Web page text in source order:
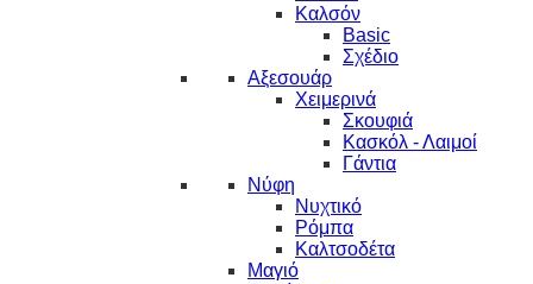
Καλσόν
Basic
Σχέδιο
Αξεσουάρ
Χειμερινά
Σκουφιά
Κασκόλ - Λαιμοί
Γάντια
Νύφη
Νυχτικό
Ρόμπα
Καλτσοδέτα
Μαγιό